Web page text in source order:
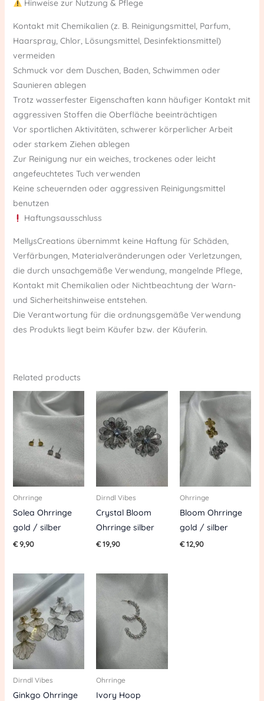
Hinweise zur Nutzung & Pflege
Kontakt mit Chemikalien (z. B. Reinigungsmittel, Parfum,
Haarspray, Chlor, Lösungsmittel, Desinfektionsmittel)
vermeiden
Schmuck vor dem Duschen, Baden, Schwimmen oder
Saunieren ablegen
Trotz wasserfester Eigenschaften kann häufiger Kontakt mit
aggressiven Stoffen die Oberfläche beeinträchtigen
Vor sportlichen Aktivitäten, schwerer körperlicher Arbeit
oder starkem Ziehen ablegen
Zur Reinigung nur ein weiches, trockenes oder leicht
angefeuchtetes Tuch verwenden
Keine scheuernden oder aggressiven Reinigungsmittel
benutzen
Haftungsausschluss
MellysCreations übernimmt keine Haftung für Schäden,
Verfärbungen, Materialveränderungen oder Verletzungen,
die durch unsachgemäße Verwendung, mangelnde Pflege,
Kontakt mit Chemikalien oder Nichtbeachtung der Warn-
und Sicherheitshinweise entstehen.
Die Verantwortung für die ordnungsgemäße Verwendung
des Produkts liegt beim Käufer bzw. der Käuferin.
Related products
Ohrringe
Solea Ohrringe
gold / silber
€9,90
Dirndl Vibes
Crystal Bloom
Ohrringe silber
€19,90
Ohrringe
Bloom Ohrringe
gold / silber
€12,90
Dirndl Vibes
Ginkgo Ohrringe
Ohrringe
Ivory Hoop